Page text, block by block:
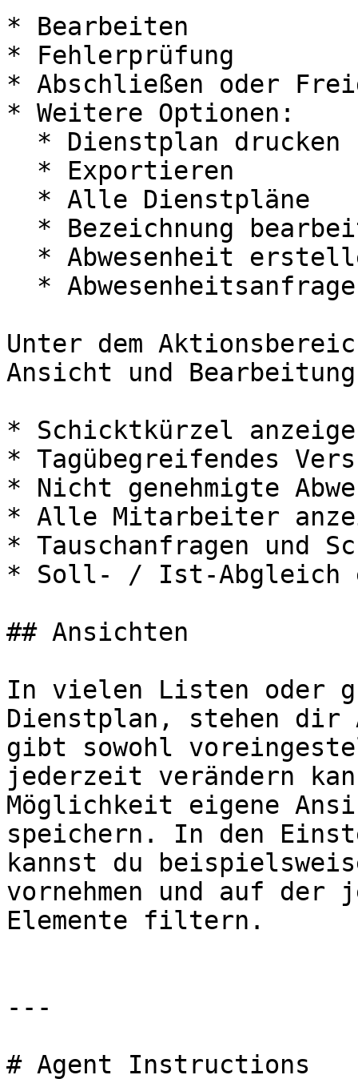
* Bearbeiten
* Fehlerprüfung
* Abschließen oder
* Weitere Optionen:
Unter dem
Ansicht und
* Schicktkürzel
* Tagübegreifendes
* Nicht genehmigte
* Alle Mitarbeiter
* Tauschanfragen und
* Soll- / Ist-Abgleich
## Ansichten
In vielen Listen oder
Dienstplan, stehen dir
gibt sowohl
jederzeit verändern
Möglichkeit eigene
speichern. In den
kannst du
vornehmen und auf
Elemente filtern.
---
# Agent Instructions